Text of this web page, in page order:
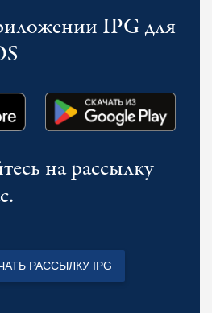
IPG для
на рассылку
РАССЫЛКУ IPG